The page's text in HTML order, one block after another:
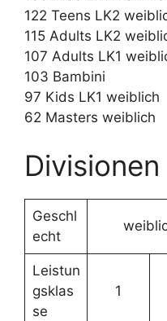
122 Teens LK2
115 Adults LK2
107 Adults LK1
103 Bambini
97 Kids LK1 weiblich
62 Masters weiblich
Divisionen
Geschl
echt
Leistun
gsklas
se
1